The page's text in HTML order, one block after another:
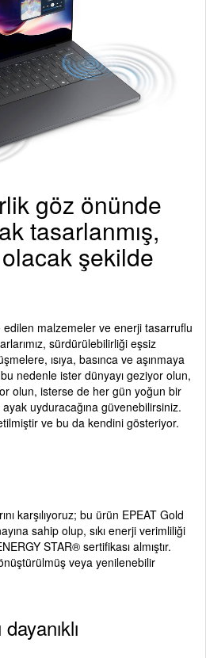
göz önünde
tasarlanmış,
şekilde
malzemeler ve enerji tasarruflu
sürdürülebilirliği eşsiz
ısıya, basınca ve aşınmaya
nedenle ister dünyayı geziyor olun,
olun, isterse de her gün yoğun bir
uyduracağına güvenebilirsiniz.
ve bu da kendini gösteriyor.
karşılıyoruz; bu ürün EPEAT Gold
sahip olup, sıkı enerji verimliliği
STAR® sertifikası almıştır.
veya yenilenebilir